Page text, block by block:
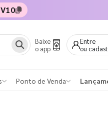
Baixe
o app
Entre
ou
Ponto de Venda